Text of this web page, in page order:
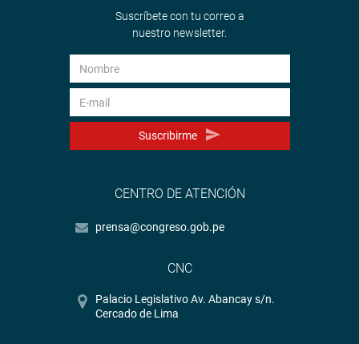
Suscríbete con tu correo a
nuestro newsletter.
Suscribirme
CENTRO DE ATENCIÓN
prensa@congreso.gob.pe
CNC
Palacio Legislativo Av. Abancay s/n.
Cercado de Lima